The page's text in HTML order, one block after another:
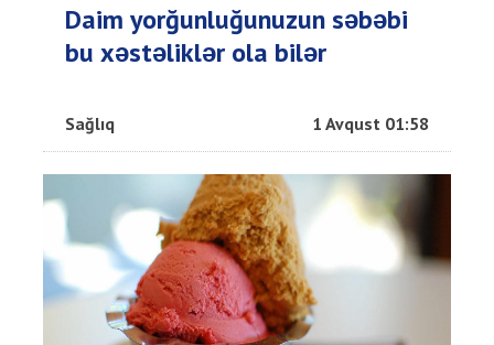
Daim yorğunluğunuzun səbəbi
bu xəstəliklər ola bilər
Sağlıq 1 Avqust 01:58